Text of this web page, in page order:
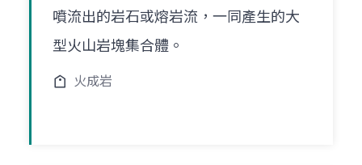
噴流出的岩石或熔岩流，一同產生的大
型火山岩塊集合體。
火成岩